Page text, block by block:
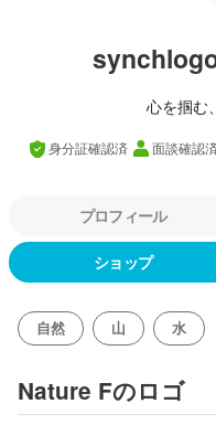
心を掴む
身分証確認済 面談確認
プロフィール
ショップ
自然 山 水
Nature Fのロゴ